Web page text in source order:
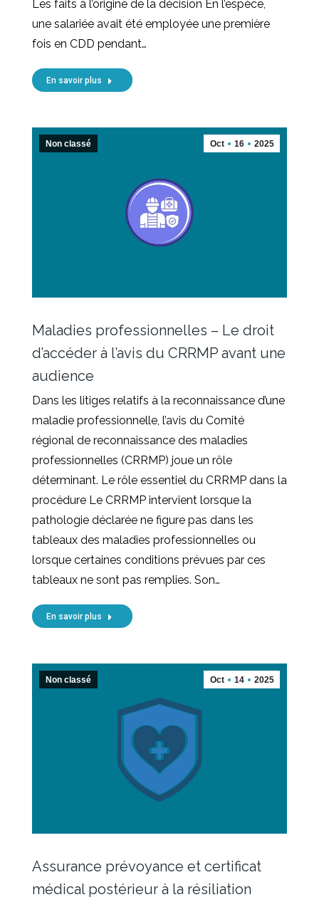
Les faits à l’origine de la décision En l’espèce,
une salariée avait été employée une première
fois en CDD pendant…
En savoir plus
Oct 16 2025
Non classé
Maladies professionnelles – Le droit
d’accéder à l’avis du CRRMP avant une
audience
Dans les litiges relatifs à la reconnaissance d’une
maladie professionnelle, l’avis du Comité
régional de reconnaissance des maladies
professionnelles (CRRMP) joue un rôle
déterminant. Le rôle essentiel du CRRMP dans la
procédure Le CRRMP intervient lorsque la
pathologie déclarée ne figure pas dans les
tableaux des maladies professionnelles ou
lorsque certaines conditions prévues par ces
tableaux ne sont pas remplies. Son…
En savoir plus
Oct 14 2025
Non classé
Assurance prévoyance et certificat
médical postérieur à la résiliation